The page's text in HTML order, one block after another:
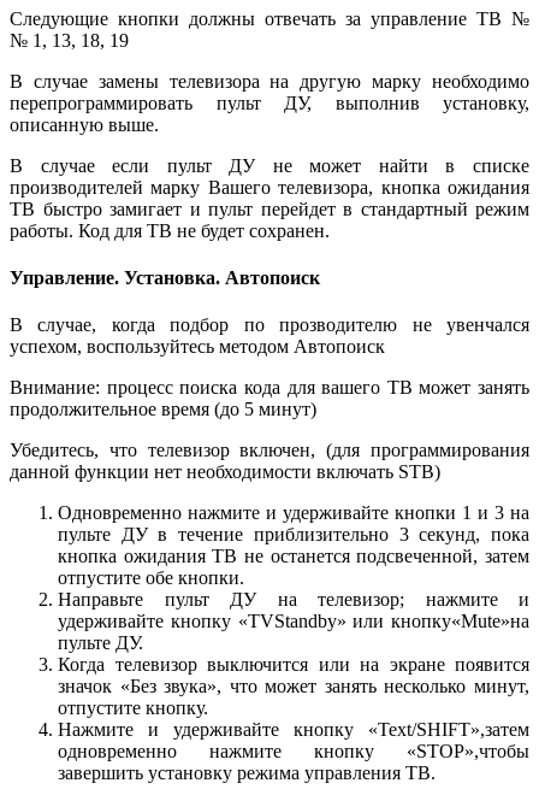
Следующие кнопки должны отвечать за управление ТВ №
№ 1, 13, 18, 19
В случае замены телевизора на другую марку необходимо
перепрограммировать пульт ДУ, выполнив установку,
описанную выше.
В случае если пульт ДУ не может найти в списке
производителей марку Вашего телевизора, кнопка ожидания
ТВ быстро замигает и пульт перейдет в стандартный режим
работы. Код для ТВ не будет сохранен.
Управление. Установка. Автопоиск
В случае, когда подбор по прозводителю не увенчался
успехом, воспользуйтесь методом Автопоиск
Внимание: процесс поиска кода для вашего ТВ может занять
продолжительное время (до 5 минут)
Убедитесь, что телевизор включен, (для программирования
данной функции нет необходимости включать STB)
Одновременно нажмите и удерживайте кнопки 1 и 3 на
пульте ДУ в течение приблизительно 3 секунд, пока
кнопка ожидания ТВ не останется подсвеченной, затем
отпустите обе кнопки.
Направьте пульт ДУ на телевизор; нажмите и
удерживайте кнопку «TVStandby» или кнопку«Mute»на
пульте ДУ.
Когда телевизор выключится или на экране появится
значок «Без звука», что может занять несколько минут,
отпустите кнопку.
Нажмите и удерживайте кнопку «Text/SHIFT»,затем
одновременно нажмите кнопку «STOP»,чтобы
завершить установку режима управления ТВ.